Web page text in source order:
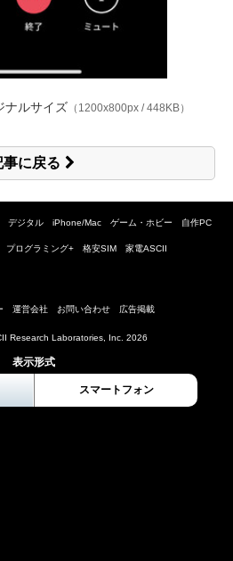
ナルサイズ （1200x800px / 448KB）
事に戻る
デジタル iPhone/Mac ゲーム・ホビー 自作PC
プログラミング+ 格安SIM 家電ASCII
運営会社 お問い合わせ 広告掲載
Research Laboratories, Inc. 2026
表示形式
スマートフォン